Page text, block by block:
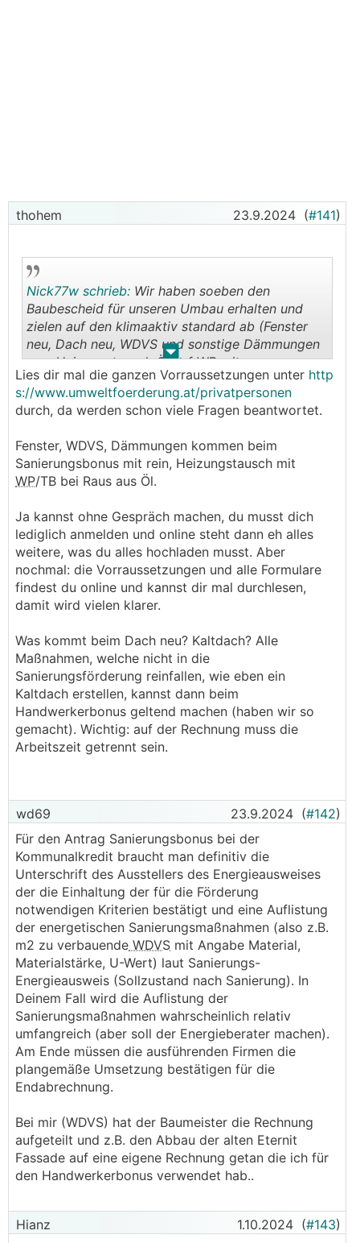
thohem 23.9.2024 (#141)
. .
Nick77w schrieb: Wir haben soeben den
Baubescheid für unseren Umbau erhalten und
zielen auf den klimaaktiv standard ab (Fenster
neu, Dach neu, WDVS und sonstige Dämmungen
neu, Heizungstausch Öl aufWPmit
Tiefenbohrung). Kann man ohne Berater und
Gepsräch vom Land mit lediglich einem
Energieausweis (unserer alt und neu ist 1/2 Jahr
alles beantragen?
Lies dir mal die ganzen Vorraussetzungen unter http
s://www.umweltfoerderung.at/privatpersonen
durch, da werden schon viele Fragen beantwortet.
Fenster, WDVS, Dämmungen kommen beim
Sanierungsbonus mit rein, Heizungstausch mit
WP/TB bei Raus aus Öl.
Ja kannst ohne Gespräch machen, du musst dich
lediglich anmelden und online steht dann eh alles
weitere, was du alles hochladen musst. Aber
nochmal: die Vorraussetzungen und alle Formulare
findest du online und kannst dir mal durchlesen,
damit wird vielen klarer.
Was kommt beim Dach neu? Kaltdach? Alle
Maßnahmen, welche nicht in die
Sanierungsförderung reinfallen, wie eben ein
Kaltdach erstellen, kannst dann beim
Handwerkerbonus geltend machen (haben wir so
gemacht). Wichtig: auf der Rechnung muss die
Arbeitszeit getrennt sein.
wd69 23.9.2024 (#142)
Für den Antrag Sanierungsbonus bei der
Kommunalkredit braucht man definitiv die
Unterschrift des Ausstellers des Energieausweises
der die Einhaltung der für die Förderung
notwendigen Kriterien bestätigt und eine Auflistung
der energetischen Sanierungsmaßnahmen (also z.B.
m2 zu verbauende WDVS mit Angabe Material,
Materialstärke, U-Wert) laut Sanierungs-
Energieausweis (Sollzustand nach Sanierung). In
Deinem Fall wird die Auflistung der
Sanierungsmaßnahmen wahrscheinlich relativ
umfangreich (aber soll der Energieberater machen).
Am Ende müssen die ausführenden Firmen die
plangemäße Umsetzung bestätigen für die
Endabrechnung.
Bei mir (WDVS) hat der Baumeister die Rechnung
aufgeteilt und z.B. den Abbau der alten Eternit
Fassade auf eine eigene Rechnung getan die ich für
den Handwerkerbonus verwendet hab..
Hianz 1.10.2024 (#143)